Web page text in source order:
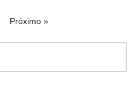
Próximo »